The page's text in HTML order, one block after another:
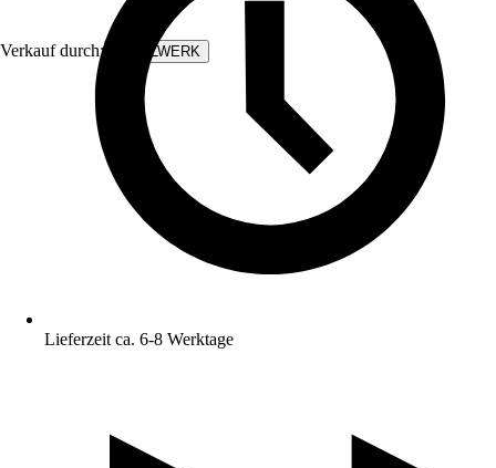
Verkauf durch: STAHLWERK
Lieferzeit ca. 6-8 Werktage